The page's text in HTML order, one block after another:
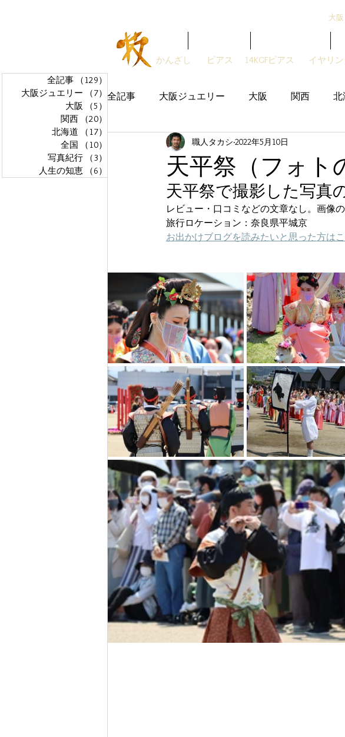
大
かんざし
ピアス 14KGFピアス イヤリ
全記事 大阪ジュエリー 大阪 関西 北
天平祭（フォト
職人タカシ 2022年5月10日
天平祭で撮影した写真
レビュー・口コミなどの文章なし。画像
旅行ロケーション：奈良県平城京
お出かけブログを読みたいと思った方は
全記事 （129）
大阪ジュエリー
（7） 7件の記事
大阪
（5）
関西
（20）
北海道
（17） 17件の記事
全国
（10）
写真紀行
（3）
人生の知恵
（6）